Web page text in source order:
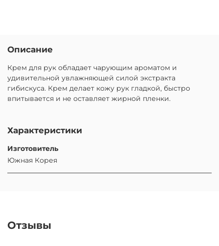
Описание
Крем для рук обладает чарующим ароматом и
удивительной увлажняющей силой экстракта
гибискуса. Крем делает кожу рук гладкой, быстро
впитывается и не оставляет жирной пленки.
Характеристики
Изготовитель
Южная Корея
Отзывы